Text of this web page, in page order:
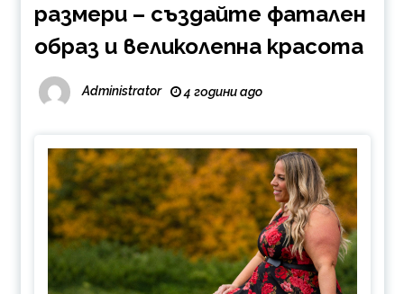
размери – създайте фатален
образ и великолепна красота
Administrator 4 години ago